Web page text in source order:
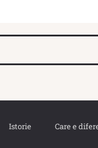
Istorie Care e